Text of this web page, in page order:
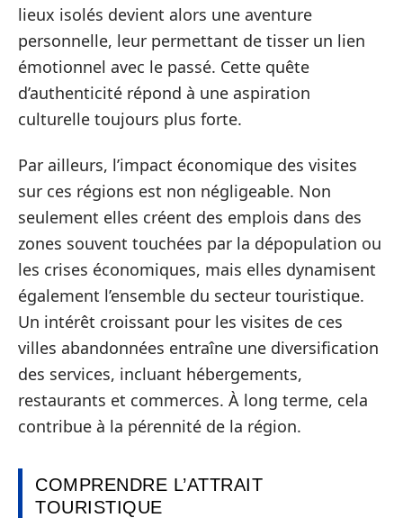
lieux isolés devient alors une aventure
personnelle, leur permettant de tisser un lien
émotionnel avec le passé. Cette quête
d’authenticité répond à une aspiration
culturelle toujours plus forte.
Par ailleurs, l’impact économique des visites
sur ces régions est non négligeable. Non
seulement elles créent des emplois dans des
zones souvent touchées par la dépopulation ou
les crises économiques, mais elles dynamisent
également l’ensemble du secteur touristique.
Un intérêt croissant pour les visites de ces
villes abandonnées entraîne une diversification
des services, incluant hébergements,
restaurants et commerces. À long terme, cela
contribue à la pérennité de la région.
COMPRENDRE L’ATTRAIT
TOURISTIQUE